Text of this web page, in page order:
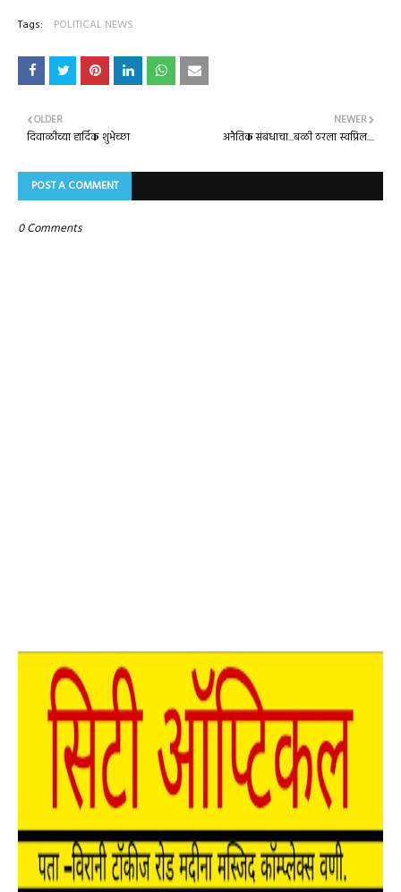
Tags: POLITICAL NEWS
NEWER
अनैतिक संबंधाचा...बळी ठरला स्वप्निल....
OLDER
दिवाळीच्या हार्दिक शुभेच्छा
POST A COMMENT
0 Comments